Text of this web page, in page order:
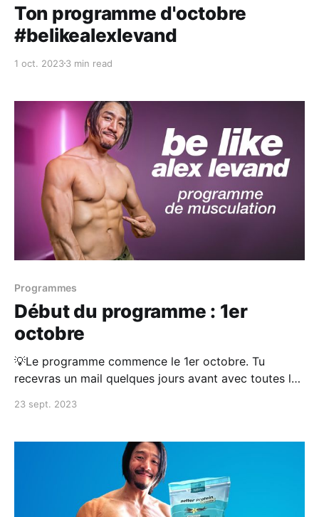
Ton programme d'octobre
#belikealexlevand
1 oct. 20233 min read
Programmes
Début du programme : 1er
octobre
💡Le programme commence le 1er octobre. Tu
recevras un mail quelques jours avant avec toutes les
d'offre de lancement : 1€ le premier mois (places
23 sept. 2023